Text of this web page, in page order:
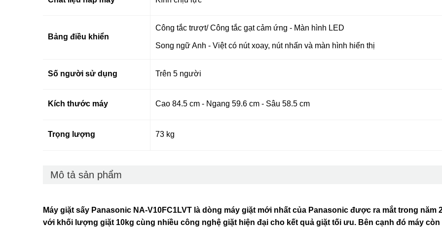
Bảng điều khiển
Công tắc trượt/ Công tắc gạt cảm ứng - Màn hình LED
Song ngữ Anh - Việt có nút xoay, nút nhấn và màn hình hiển thị
Số người sử dụng Trên 5 người
Kích thước máy Cao 84.5 cm - Ngang 59.6 cm - Sâu 58.5 cm
Trọng lượng 73 kg
Mô tả sản phẩm
Máy giặt sấy Panasonic NA-V10FC1LVT là dòng máy giặt mới nhất của Panasonic được ra mắt trong năm
với khối lượng giặt 10kg cùng nhiều công nghệ giặt hiện đại cho kết quả giặt tối ưu. Bên cạnh đó máy